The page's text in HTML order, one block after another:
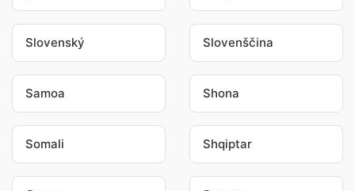
Slovenský Slovenščina
Samoa Shona
Somali Shqiptar